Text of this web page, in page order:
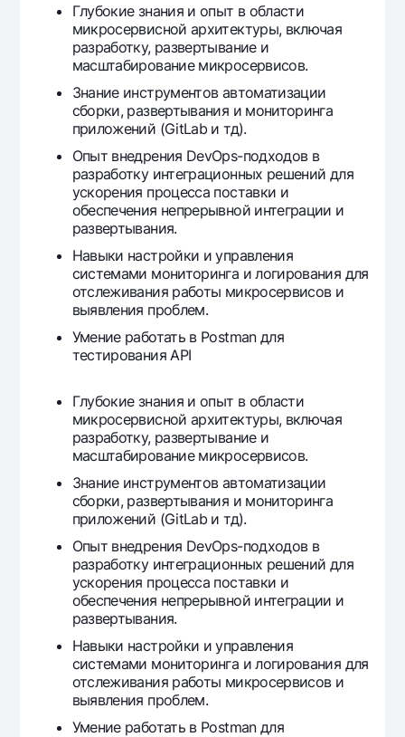
Bizni ijtimoiy tarmoqlarda kuzatib boring
Aloqa markazi
+998 78 148-00-101344
Глубокие знания и опыт в области
микросервисной архитектуры, включая
разработку, развертывание и
масштабирование микросервисов.
Знание инструментов автоматизации
сборки, развертывания и мониторинга
приложений (GitLab и тд).
Опыт внедрения DevOps-подходов в
разработку интеграционных решений для
ускорения процесса поставки и
обеспечения непрерывной интеграции и
развертывания.
Навыки настройки и управления
системами мониторинга и логирования для
отслеживания работы микросервисов и
выявления проблем.
Умение работать в Postmanдля
тестированияAPI
Глубокие знания и опыт в области
микросервисной архитектуры, включая
разработку, развертывание и
масштабирование микросервисов.
Знание инструментов автоматизации
сборки, развертывания и мониторинга
приложений (GitLab и тд).
Опыт внедрения DevOps-подходов в
разработку интеграционных решений для
ускорения процесса поставки и
обеспечения непрерывной интеграции и
развертывания.
Навыки настройки и управления
системами мониторинга и логирования для
отслеживания работы микросервисов и
выявления проблем.
Умение работать в Postmanдля